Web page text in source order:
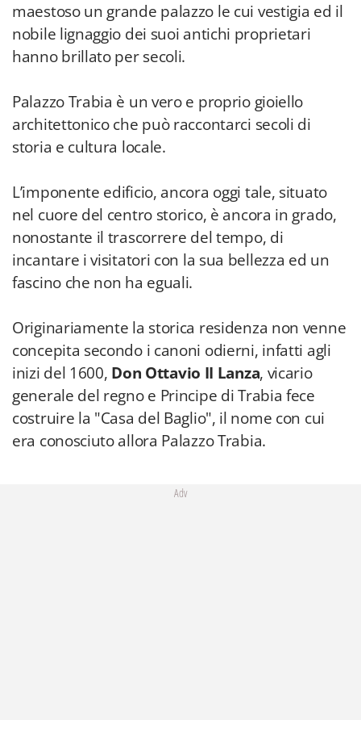
maestoso un grande palazzo le cui vestigia ed il
nobile lignaggio dei suoi antichi proprietari
hanno brillato per secoli.
Palazzo Trabia è un vero e proprio gioiello
architettonico che può raccontarci secoli di
storia e cultura locale.
L’imponente edificio, ancora oggi tale, situato
nel cuore del centro storico, è ancora in grado,
nonostante il trascorrere del tempo, di
incantare i visitatori con la sua bellezza ed un
fascino che non ha eguali.
Originariamente la storica residenza non venne
concepita secondo i canoni odierni, infatti agli
inizi del 1600, Don Ottavio II Lanza, vicario
generale del regno e Principe di Trabia fece
costruire la "Casa del Baglio", il nome con cui
era conosciuto allora Palazzo Trabia.
Adv